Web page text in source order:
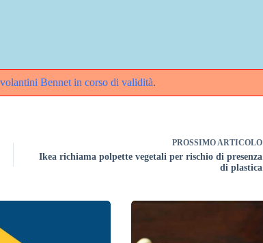
Bennet in corso di validità.
PROSSIMO ARTICOLO
Ikea richiama polpette vegetali per rischio di presenza
di plastica